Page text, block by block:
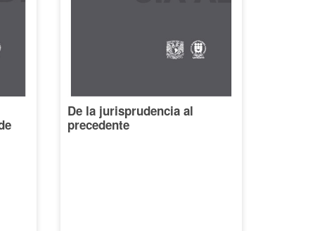
De la jurisprudencia al
precedente